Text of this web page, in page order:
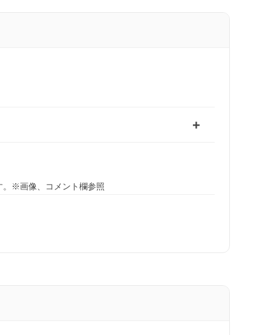
。※画像、コメント欄参照